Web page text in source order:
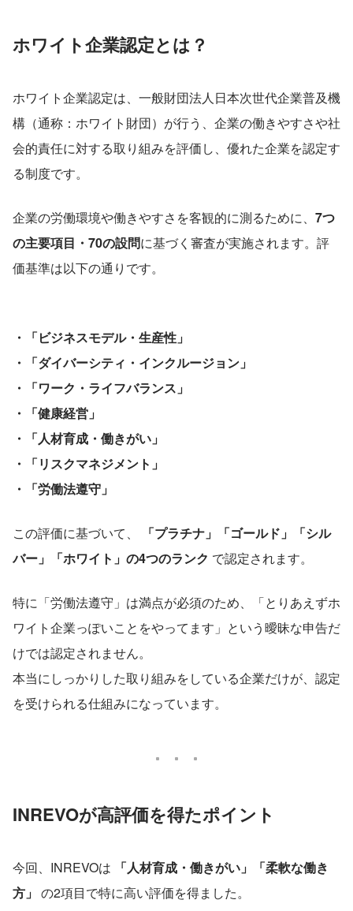
ホワイト企業認定とは？
ホワイト企業認定は、一般財団法人日本次世代企業普及機
構（通称：ホワイト財団）が行う、企業の働きやすさや社
会的責任に対する取り組みを評価し、優れた企業を認定す
る制度です。
企業の労働環境や働きやすさを客観的に測るために、 7つ
の主要項目・70の設問に基づく審査が実施されます。評
価基準は以下の通りです。
・「ビジネスモデル・生産性」
・「ダイバーシティ・インクルージョン」
・「ワーク・ライフバランス」
・「健康経営」
・「人材育成・働きがい」
・「リスクマネジメント」
・「労働法遵守」
この評価に基づいて、
「プラチナ」「ゴールド」「シル
バー」「ホワイト」の4つのランク で認定されます。
特に「労働法遵守」は満点が必須のため、「とりあえずホ
ワイト企業っぽいことをやってます」という曖昧な申告だ
けでは認定されません。
本当にしっかりした取り組みをしている企業だけが、認定
を受けられる仕組みになっています。
INREVOが高評価を得たポイント
今回、INREVOは
「人材育成・働きがい」「柔軟な働き
方」 の2項目で特に高い評価を得ました。